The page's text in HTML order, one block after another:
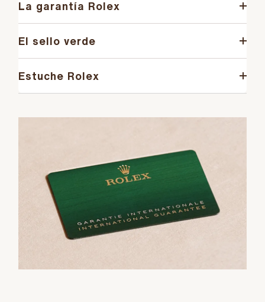
La garantía Rolex
El sello verde
Estuche Rolex